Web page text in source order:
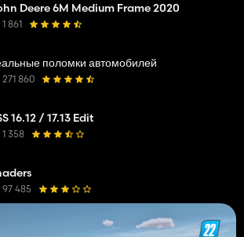
Deere 6M Medium Frame 2020
1 861
поломки автомобилей
271 860
16.12 / 17.13 Edit
1 358
97 485